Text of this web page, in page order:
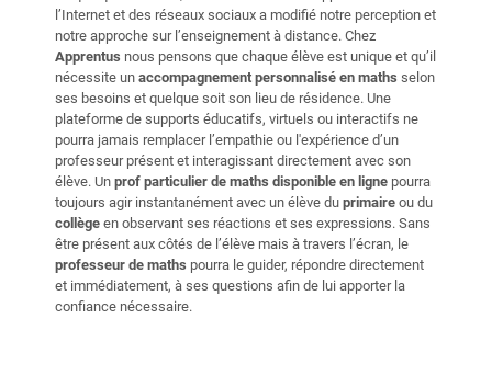
l’Internet et des réseaux sociaux a modifié notre perception et
notre approche sur l’enseignement à distance. Chez
Apprentus nous pensons que chaque élève est unique et qu’il
nécessite un accompagnement personnalisé en maths selon
ses besoins et quelque soit son lieu de résidence. Une
plateforme de supports éducatifs, virtuels ou interactifs ne
pourra jamais remplacer l’empathie ou l'expérience d’un
professeur présent et interagissant directement avec son
élève. Un prof particulier de maths disponible en ligne pourra
toujours agir instantanément avec un élève du primaire ou du
collège en observant ses réactions et ses expressions. Sans
être présent aux côtés de l’élève mais à travers l’écran, le
professeur de maths pourra le guider, répondre directement
et immédiatement, à ses questions afin de lui apporter la
confiance nécessaire.